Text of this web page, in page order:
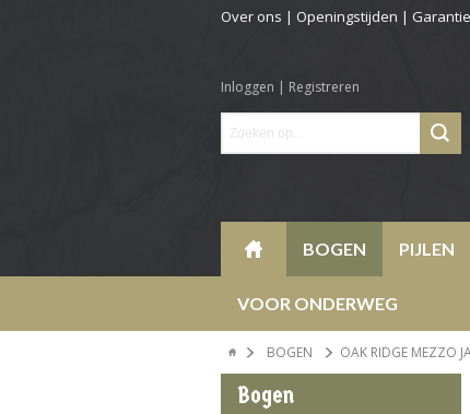
Over ons | Openingstijden | Garantie
Inloggen | Registreren
BOGEN PIJLEN
VOOR ONDERWEG
BOGEN OAK RIDGE MEZZO
Bogen